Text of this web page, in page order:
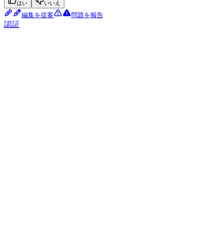
はい いいえ
編集を提案 問題を報告
認証